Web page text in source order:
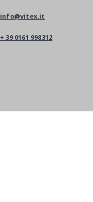
info@vitex.it
+ 39 0161 998312